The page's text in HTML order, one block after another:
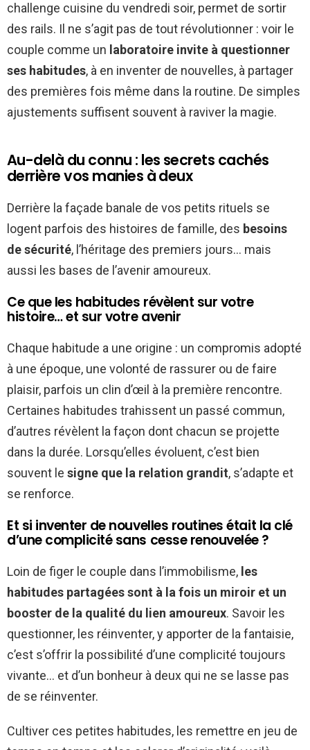
challenge cuisine du vendredi soir, permet de sortir
des rails. Il ne s’agit pas de tout révolutionner : voir le
couple comme un laboratoire invite à questionner
ses habitudes, à en inventer de nouvelles, à partager
des premières fois même dans la routine. De simples
ajustements suffisent souvent à raviver la magie.
Au-delà du connu : les secrets cachés
derrière vos manies à deux
Derrière la façade banale de vos petits rituels se
logent parfois des histoires de famille, des besoins
de sécurité, l’héritage des premiers jours… mais
aussi les bases de l’avenir amoureux.
Ce que les habitudes révèlent sur votre
histoire… et sur votre avenir
Chaque habitude a une origine : un compromis adopté
à une époque, une volonté de rassurer ou de faire
plaisir, parfois un clin d’œil à la première rencontre.
Certaines habitudes trahissent un passé commun,
d’autres révèlent la façon dont chacun se projette
dans la durée. Lorsqu’elles évoluent, c’est bien
souvent le signe que la relation grandit, s’adapte et
se renforce.
Et si inventer de nouvelles routines était la clé
d’une complicité sans cesse renouvelée ?
Loin de figer le couple dans l’immobilisme, les
habitudes partagées sont à la fois un miroir et un
booster de la qualité du lien amoureux. Savoir les
questionner, les réinventer, y apporter de la fantaisie,
c’est s’offrir la possibilité d’une complicité toujours
vivante… et d’un bonheur à deux qui ne se lasse pas
de se réinventer.
Cultiver ces petites habitudes, les remettre en jeu de